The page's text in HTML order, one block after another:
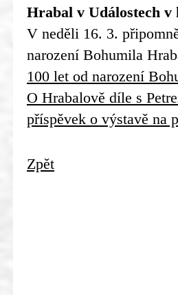
Hrabal v Událostech
V neděli 16. 3.
narození Bohumila
100 let od narození
O Hrabalově díle s
příspěvek o výstavě na
Zpět